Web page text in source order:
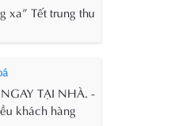
xa” Tết trung thu
TẠI NHÀ. -
khách hàng